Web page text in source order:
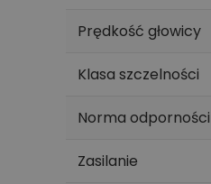
Prędkość głowicy
Klasa szczelności
Norma odporności
Zasilanie